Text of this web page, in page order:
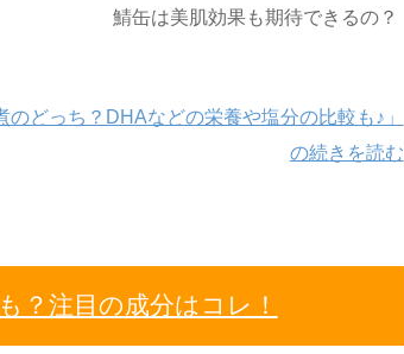
鯖缶は美肌効果も期待できるの？
のどっち？DHAなどの栄養や塩分の比較も♪」
の続きを読む
？注目の成分はコレ！